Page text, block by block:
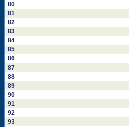
80
81
82
83
84
85
86
87
88
89
90
91
92
93